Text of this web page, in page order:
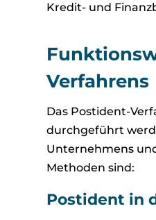
Kredit- und
Verfahrens
Das Postident-
durchgeführt
Unternehmens
Methoden sind:
Postident in